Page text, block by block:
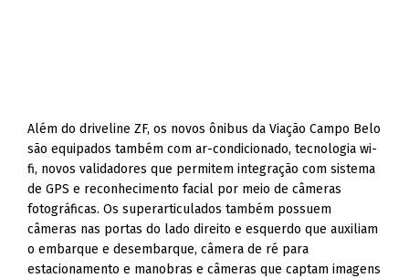
Além do driveline ZF, os novos ônibus da Viação Campo Belo
são equipados também com ar-condicionado, tecnologia wi-
fi, novos validadores que permitem integração com sistema
de GPS e reconhecimento facial por meio de câmeras
fotográficas. Os superarticulados também possuem
câmeras nas portas do lado direito e esquerdo que auxiliam
o embarque e desembarque, câmera de ré para
estacionamento e manobras e câmeras que captam imagens